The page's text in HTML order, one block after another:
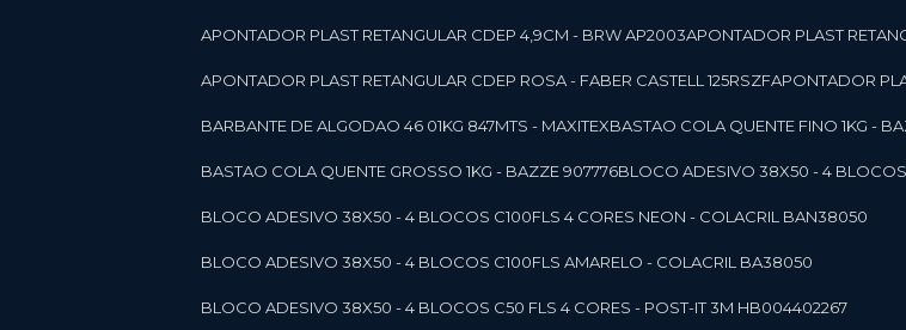
APONTADOR PLAST RETANGULAR CDEP 4,9CM - BRW AP2003 APONTADOR PLAST
APONTADOR PLAST RETANGULAR CDEP ROSA - FABER CASTELL 125RSZF APONTADOR
BARBANTE DE ALGODAO 46 01KG 847MTS - MAXITEX BASTAO COLA QUENTE FINO 1KG -
BASTAO COLA QUENTE GROSSO 1KG - BAZZE 907776 BLOCO ADESIVO 38X50 - 4
BLOCO ADESIVO 38X50 - 4 BLOCOS C100FLS 4 CORES NEON - COLACRIL BAN38050
BLOCO ADESIVO 38X50 - 4 BLOCOS C100FLS AMARELO - COLACRIL BA38050
BLOCO ADESIVO 38X50 - 4 BLOCOS C50 FLS 4 CORES - POST-IT 3M HB004402267